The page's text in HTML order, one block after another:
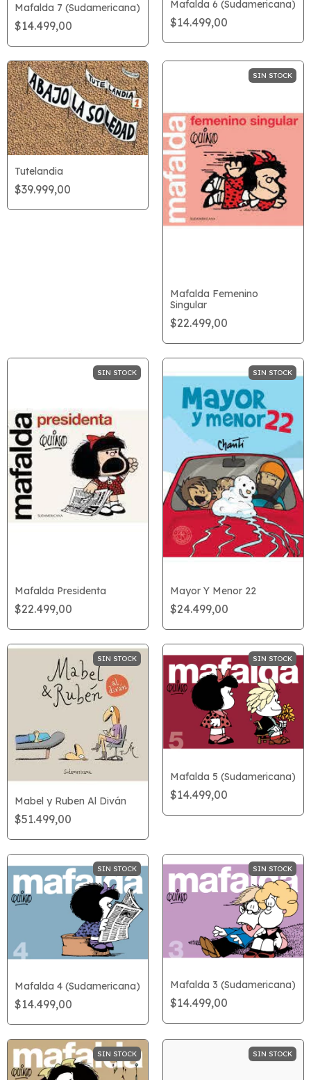
Mafalda 7 (Sudamericana)
$14.499,00
Mafalda 6 (Sudamericana)
$14.499,00
Tutelandia
$39.999,00
SIN STOCK
Mafalda Femenino
Singular
$22.499,00
SIN STOCK
Mafalda Presidenta
$22.499,00
SIN STOCK
Mayor Y Menor 22
$24.499,00
SIN STOCK
Mabel y Ruben Al Diván
$51.499,00
SIN STOCK
Mafalda 5 (Sudamericana)
$14.499,00
SIN STOCK
Mafalda 4 (Sudamericana)
$14.499,00
SIN STOCK
Mafalda 3 (Sudamericana)
$14.499,00
SIN STOCK SIN STOCK